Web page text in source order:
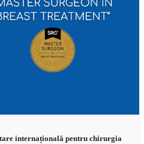
internațională pentru chirurgia